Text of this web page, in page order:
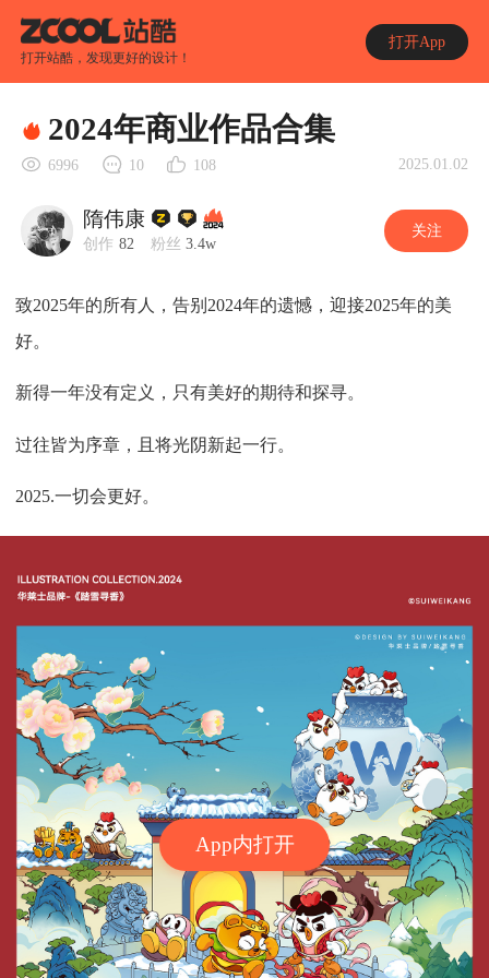
打开站酷，发现更好的设计！
打开App
App内打开
2024年商业作品合集
6996 10 108 2025.01.02
隋伟康
创作 82 粉丝 3.4w
关注
致2025年的所有人，告别2024年的遗憾，迎接2025年的美
好。
新得一年没有定义，只有美好的期待和探寻。
过往皆为序章，且将光阴新起一行。
2025.一切会更好。